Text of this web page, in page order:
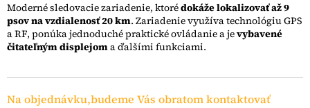
Na objednávku,budeme Vás obratom kontaktovať
Moderné sledovacie zariadenie, ktorédokáže lokalizovať až 9
psov na vzdialenosť 20 km. Zariadenie využíva technológiu GPS
a RF, ponúka jednoduché praktické ovládanie a jevybavené
čitateľným displejoma ďalšími funkciami.
5
hviezdičiek.